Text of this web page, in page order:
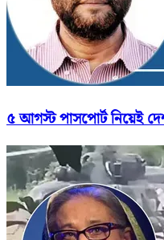
৫ আগস্ট পাসপোর্ট নিয়েই